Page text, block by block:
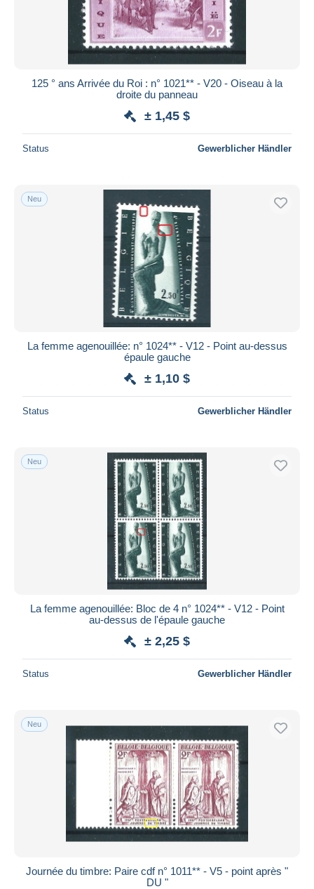
125 ° ans Arrivée du Roi : n° 1021** - V20 - Oiseau à la
droite du panneau
± 1,45 $
Status Gewerblicher Händler
Neu
La femme agenouillée: n° 1024** - V12 - Point au-dessus
épaule gauche
± 1,10 $
Status Gewerblicher Händler
Neu
La femme agenouillée: Bloc de 4 n° 1024** - V12 - Point
au-dessus de l'épaule gauche
± 2,25 $
Status Gewerblicher Händler
Neu
Journée du timbre: Paire cdf n° 1011** - V5 - point après "
DU "